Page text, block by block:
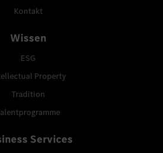
Kontakt
Wissen
ESG
Property
Tradition
Services